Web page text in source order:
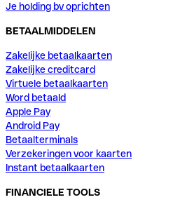
Je holding bv oprichten
BETAALMIDDELEN
Zakelijke betaalkaarten
Zakelijke creditcard
Virtuele betaalkaarten
Word betaald
Apple Pay
Android Pay
Betaalterminals
Verzekeringen voor kaarten
Instant betaalkaarten
FINANCIELE TOOLS